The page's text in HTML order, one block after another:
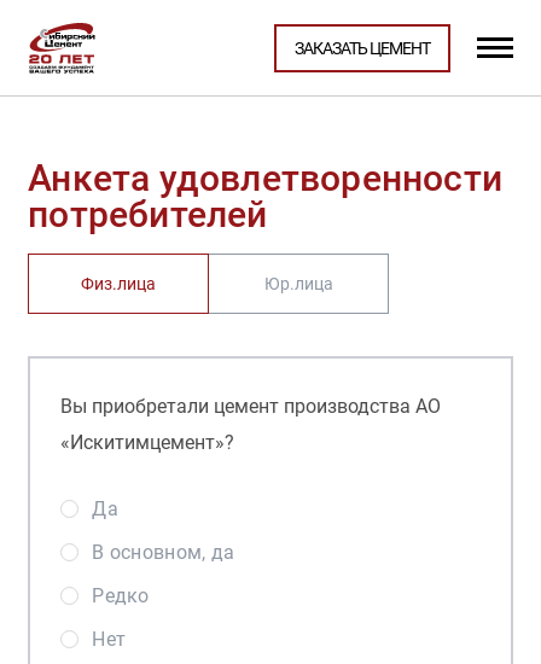
ЗАКАЗАТЬ ЦЕМЕНТ
Анкета удовлетворенности
потребителей
Физ.лица Юр.лица
Вы приобретали цемент производства АО
«Искитимцемент»?
Да
В основном, да
Редко
Нет